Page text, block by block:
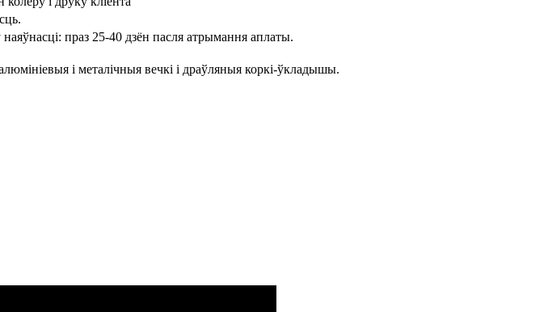
праз 25-40 дзён пасля атрымання аплаты.
і металічныя вечкі і драўляныя коркі-ўкладышы.